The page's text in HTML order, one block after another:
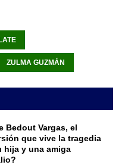
ZULMA GUZMÁN
Bedout Vargas, el
que vive la tragedia
hija y una amiga